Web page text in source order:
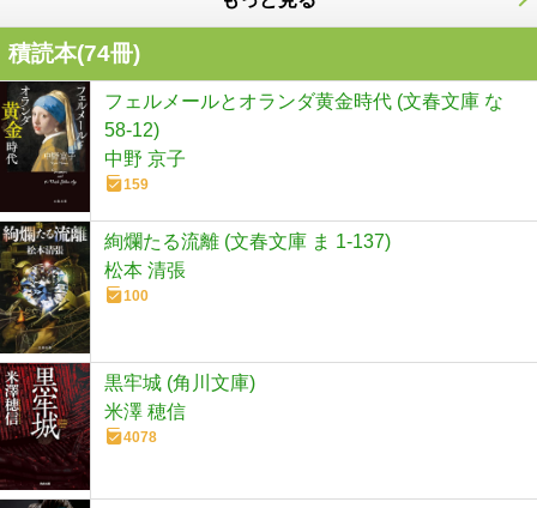
積読本(74冊)
フェルメールとオランダ黄金時代 (文春文庫 な
58-12)
中野 京子
159
絢爛たる流離 (文春文庫 ま 1-137)
松本 清張
100
黒牢城 (角川文庫)
米澤 穂信
4078